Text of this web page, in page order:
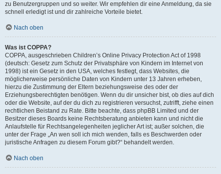
zu Benutzergruppen und so weiter. Wir empfehlen dir eine Anmeldung, da sie
schnell erledigt ist und dir zahlreiche Vorteile bietet.
Nach oben
Was ist COPPA?
COPPA, ausgeschrieben Children’s Online Privacy Protection Act of 1998
(deutsch: Gesetz zum Schutz der Privatsphäre von Kindern im Internet von
1998) ist ein Gesetz in den USA, welches festlegt, dass Websites, die
möglicherweise persönliche Daten von Kindern unter 13 Jahren erheben,
hierzu die Zustimmung der Eltern beziehungsweise des oder der
Erziehungsberechtigten benötigen. Wenn du dir unsicher bist, ob dies auf dich
oder die Website, auf der du dich zu registrieren versuchst, zutrifft, ziehe einen
rechtlichen Beistand zu Rate. Bitte beachte, dass phpBB Limited und der
Besitzer dieses Boards keine Rechtsberatung anbieten kann und nicht die
Anlaufstelle für Rechtsangelegenheiten jeglicher Art ist; außer solchen, die
unter der Frage „An wen soll ich mich wenden, falls es Beschwerden oder
juristische Anfragen zu diesem Forum gibt?“ behandelt werden.
Nach oben